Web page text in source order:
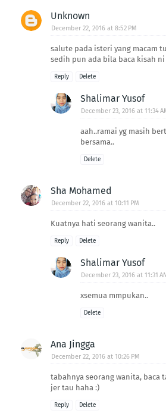
Unknown
December 22, 2016 at 8:52 PM
salute pada isteri yang macam tu
sedih pun ada bila baca kisah ni
Reply Delete
Shalimar Yusof
December 23, 2016 at 11:34
aah..ramai yg masih
bersama..
Delete
Sha Mohamed
December 22, 2016 at 10:11 PM
Kuatnya hati seorang wanita..
Reply Delete
Shalimar Yusof
December 23, 2016 at 11:31
xsemua mmpukan..
Delete
Ana Jingga
December 22, 2016 at 10:26 PM
tabahnya seorang wanita, baca
jer tau haha :)
Reply Delete